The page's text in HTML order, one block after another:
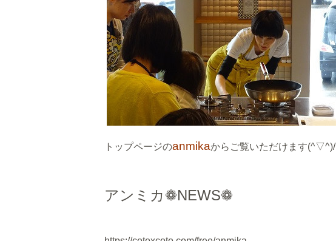
トップページのanmikaからご覧いただけます(^▽^)/
アンミカ❁NEWS❁